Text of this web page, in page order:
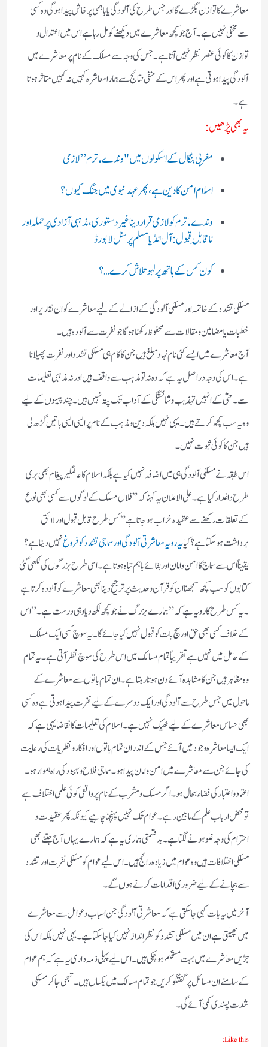
معاشرے کا توازن بگڑے گا اور جس طرح کی آلودگی یا باہمی پرخاش پیدا ہوگی وہ کسی
سے مخفی نہیں ہے ۔ آج جو کچھ معاشرے میں دیکھنے کو مل رہا ہے اس میں اعتدال و
توازن کا کوئی عنصر نظر نہیں آتا ہے ۔ جس کی وجہ سے مسلک کے نام پر معاشرے میں
آلودگی پیدا ہوتی ہے اور پھر اس کے منفی نتائج سے ہمارا معاشرہ کہیں نہ کہیں متاثر ہوتا
ہے ۔
یہ بھی پڑھیں:
مغربی بنگال کے اسکولوں میں "وندے ماترم” لازمی
اسلام امن کا دین ہے، پھر عہد نبوی میں جنگ کیوں؟
وندے ماترم کو لازمی قرار دینا غیر دستوری، مذہبی آزادی پر حملہ اور
ناقابلِ قبول:آل انڈیا مسلم پرسنل لا بورڈ
کون کس کے ہاتھ پر لہو تلاش کرے…؟
مسلکی تشدد کے خاتمہ اور مسلکی آلودگی کے ازالے کے لیے معاشرے کو ان تقاریر اور
خطبات یا مضامین و مقالات سے محفوظ رکھنا ہوگا جو نفرت سے آلودہ ہیں۔
آج معاشرے میں ایسے کئی نام نہاد مبلغ ہیں جن کا کام ہی مسلکی تشدد اور نفرت پھیلانا
ہے ۔ اس کی وجہ در اصل یہ ہے کہ وہ نہ تو مذہب سے واقف ہیں اور نہ مذہبی تعلیمات
سے ۔ حتیٰ کے انہیں تہذیب و شائستگی کے آداب تک پتہ نہیں ہیں ۔ چند پیسوں کے لیے
وہ یہ سب کچھ کرتے ہیں ۔ یہی نہیں بلکہ دین و مذہب کے نام پر ایسی ایسی باتیں گڑھ لی
ہیں جن کا کوئی ثبوت نہیں ۔
اس طبقہ نے مسلکی آلودگی ہی میں اضافہ نہیں کیا ہے بلکہ اسلام کا عالمگیر پیغام بھی بری
طرح داغدار کیا ہے ۔ علی الاعلان یہ کہنا کہ ” فلاں مسلک کے لوگوں سے کسی بھی نوع
کے تعلقات رکھنے سے عقیدہ خراب ہو جاتا ہے” کس طرح قابل قبول اور لائق
برداشت ہوسکتا ہے ؟ کیایہ رویہ معاشرتی آلودگی اور سماجی تشدد کو فروغنہیں دیتا ہے ؟
یقیناً اس سے سماج کا امن و امان اور بقائے باہم تباہ ہوتا ہے ۔ اسی طرح بزرگوں کی لکھی گئی
کتابوں کو سب کچھ سمجھنا ان کو قرآن و حدیث پر ترجیح دینا بھی معاشرے کو آلودہ کرتا ہے
۔ یہ کس طرح کا رویہ ہے کہ ” ہمارے بزرگ نے جو کچھ لکھ دیا وہی درست ہے۔” اس
کے خلاف کسی بھی حق اور سچ بات کو قبول نہیں کیا جائے گا ۔ یہ سوچ کسی ایک مسلک
کے حامل میں نہیں ہے تقریباً تمام مسالک میں اس طرح کی سوچ نظر آتی ہے ۔ یہ تمام
وہ مظاہر ہیں جن کا مشاہدہ آئے دن ہوتا رہتا ہے ۔ ان تمام باتوں سے معاشرے کے
ماحول میں جس طرح سے آلودگی اور ایک دوسرے کے لیے نفرت پیدا ہوتی ہے وہ کسی
بھی حساس معاشرے کے لیے ٹھیک نہیں ہے ۔ اسلام کی تعلیمات کا تقاضا یہی ہے کہ
ایک ایسا معاشرہ وجود میں آئے جس کے اندر ان تمام باتوں اور افکار و نظریات کی رعایت
کی جائے جن سے معاشرے میں امن و امان پیدا ہو ۔ سماجی فلاح و بہبود کی راہ ہموار ہو ۔
اعتماد و اعتبار کی فضاء بحال ہو ۔ اگر مسلک و مشرب کے نام پر واقعی کوئی علمی اختلاف ہے
تو محض ارباب علم کے مابین رہے۔ عوام تک نہیں پہنچنا چاہیے کیونکہ پھر عقیدت و
احترام کی وجہ غلو ہونے لگتا ہے۔ بدقسمتی ہماری یہ ہے کہ ہمارے یہاں آج جتنے بھی
مسلکی اختلافات ہیں وہ عوام میں زیادہ رائج ہیں ۔ اس لیے عوام کو مسلکی نفرت اور تشدد
سے بچانے کے لیے ضروری اقدامات کرنے ہوں گے ۔
آخر میں یہ بات کہی جاسکتی ہے کہ معاشرتی آلودگی جن اسباب و عوامل سے معاشرے
میں پھیلتی ہے ان میں مسلکی تشدد کو نظر انداز نہیں کیا جاسکتا ہے ۔ یہی نہیں بلکہ اس کی
جڑیں معاشرے میں بہت مستحکم ہو چکی ہیں ۔ اس لیے پہلی ذمہ داری یہ ہے کہ ہم عوام
کے سامنے ان مسائل پر گفتگو کریں جو تمام مسالک میں یکساں ہیں ۔ تبھی جاکر مسلکی
شدت پسندی کمی آئے گی۔
Like this: